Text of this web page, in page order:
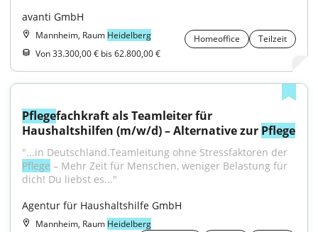
avanti GmbH
Mannheim, Raum Heidelberg Homeoffice
Teilzeit
Von 33.300,00 € bis 62.800,00 €
Pflegefachkraft als Teamleiter für
Haushaltshilfen (m/w/d) – Alternative zur Pflege
Pflege – Mehr Zeit für Menschen, weniger Belastung für
dich! Du liebst es..."
Agentur für Haushaltshilfe GmbH
Mannheim, Raum Heidelberg